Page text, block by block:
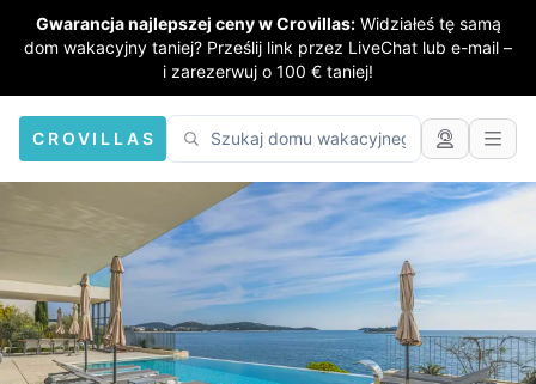
Gwarancja najlepszej ceny w Crovillas: Widziałeś tę samą
dom wakacyjny taniej? Prześlij link przez LiveChat lub e-mail –
i zarezerwuj o 100 € taniej!
CROVILLAS